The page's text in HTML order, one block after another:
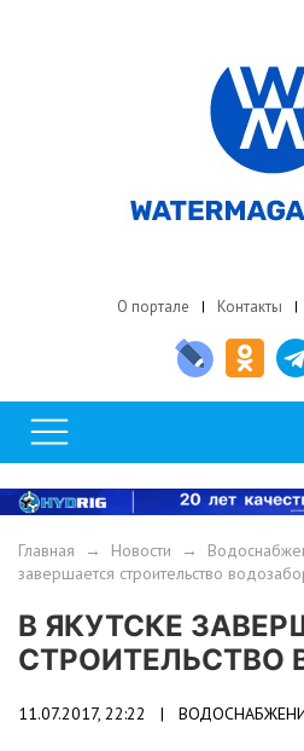
О портале Контакты
Главная → Новости →
завершается строительство
В ЯКУТСКЕ
СТРОИТЕЛЬСТВО
11.07.2017, 22:22 |